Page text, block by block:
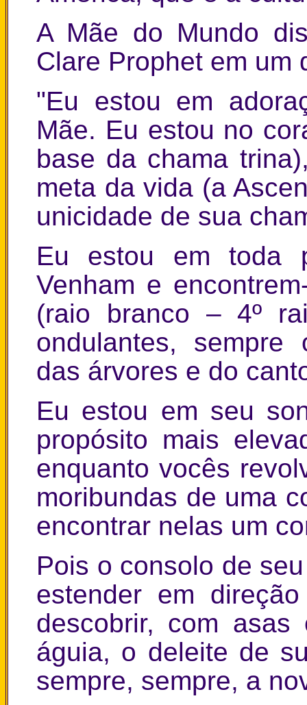
A Mãe do Mundo
Clare Prophet em um
"Eu estou em
Mãe. Eu estou no
base da chama
meta da vida (a
unicidade de sua
Eu estou em toda
Venham e
(raio branco – 4º
ondulantes, sempre
das árvores e do
Eu estou em seu
propósito mais
enquanto vocês
moribundas de uma
encontrar nelas um
Pois o consolo de
estender em
descobrir, com
águia, o deleite de
sempre, sempre, a